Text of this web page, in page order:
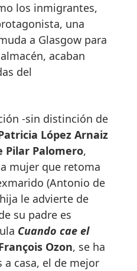
los inmigrantes,
una
a Glasgow para
acaban
del
-sin distinción de
López Arnaiz
Pilar Palomero,
mujer que retoma
(Antonio de
le advierte de
su padre es
Cuando cae el
Ozon, se ha
casa, el de mejor